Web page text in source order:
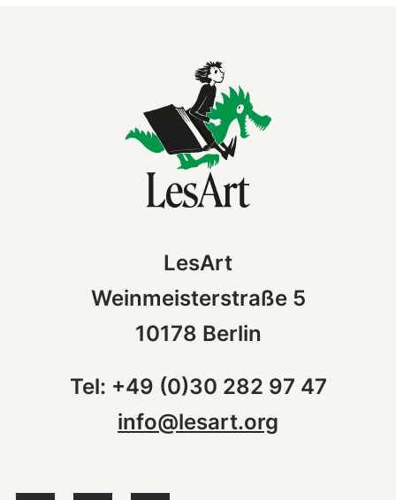
LesArt
Weinmeisterstraße 5
10178 Berlin
Tel: +49 (0)30 282 97 47
info@lesart.org